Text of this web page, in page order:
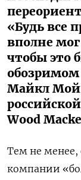
«Будь все
вполне
чтобы это
Майкл
Wood
Тем не менее,
компании